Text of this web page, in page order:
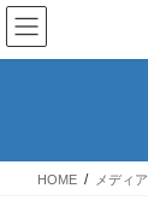
コ
ン
テ
ス
ナ
ビ
ゲ
ン
HOME メディア